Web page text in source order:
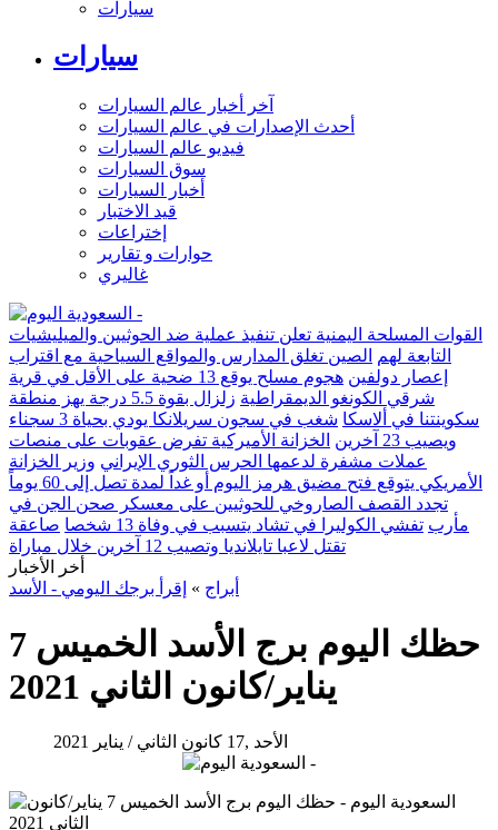
سيارات
سيارات
آخر أخبار عالم السيارات
أحدث الإصدارات في عالم السيارات
فيديو عالم السيارات
سوق السيارات
أخبار السيارات
قيد الاختبار
إختراعات
حوارات و تقارير
غاليري
القوات المسلحة اليمنية تعلن تنفيذ عملية ضد الحوثيين والميليشيات
التابعة لهم
الصين تغلق المدارس والمواقع السياحية مع اقتراب
إعصار دولفين
هجوم مسلح يوقع 13 ضحية على الأقل في قرية
شرقي الكونغو الديمقراطية
زلزال بقوة 5.5 درجة يهز منطقة
سكوينتنا في ألاسكا
شغب في سجون سريلانكا يودي بحياة 3 سجناء
ويصيب 23 آخرين
الخزانة الأميركية تفرض عقوبات على منصات
عملات مشفرة لدعمها الحرس الثوري الإيراني وزير الخزانة
الأمريكي يتوقع فتح مضيق هرمز اليوم أو غداً لمدة تصل إلى 60 يوماً
تجدد القصف الصاروخي للحوثيين على معسكر صحن الجن في
مأرب تفشي الكوليرا في تشاد يتسبب في وفاة 13 شخصا
صاعقة
تقتل لاعبا تايلانديا وتصيب 12 آخرين خلال مباراة
أخر الأخبار
أبراج » إقرأ برجك اليومي - الأسد
حظك اليوم برج الأسد الخميس 7
يناير/كانون الثاني 2021
الأحد ,17 كانون الثاني / يناير 2021